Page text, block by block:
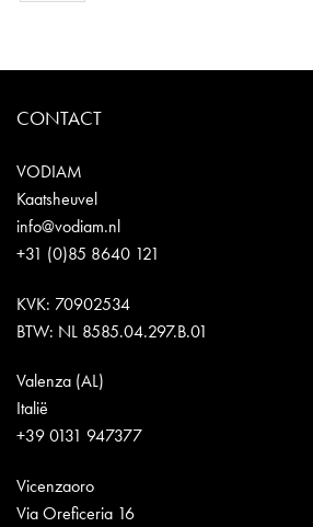
CONTACT
VODIAM
Kaatsheuvel
info@vodiam.nl
+31 (0)85 8640 121
KVK: 70902534
BTW: NL 8585.04.297.B.01
Valenza (AL)
Italië
+39 0131 947377
Vicenzaoro
Via Oreficeria 16